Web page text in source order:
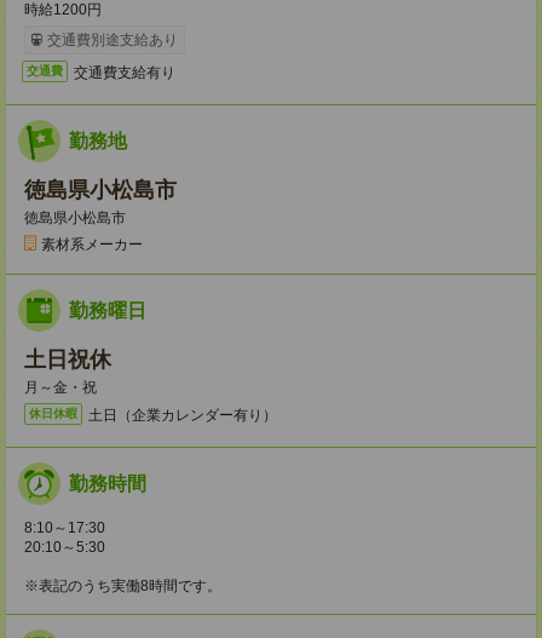
時給1200円
交通費別途支給あり
交通費 交通費支給有り
勤務地
徳島県小松島市
徳島県小松島市
素材系メーカー
勤務曜日
土日祝休
月～金・祝
休日休暇 土日（企業カレンダー有り）
勤務時間
8:10～17:30
20:10～5:30
※表記のうち実働8時間です。